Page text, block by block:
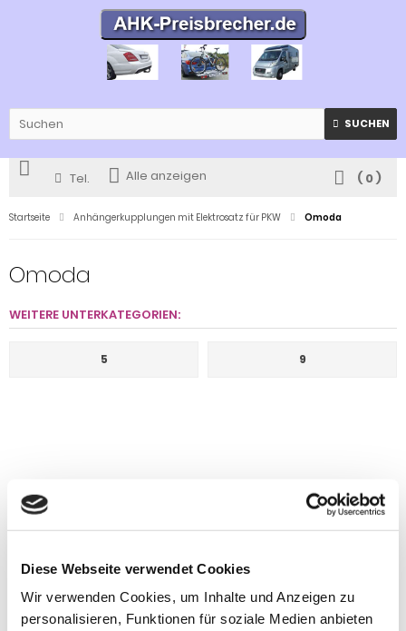
Diese Webseite verwendet Cookies
Wir verwenden Cookies, um Inhalte und Anzeigen zu
personalisieren, Funktionen für soziale Medien anbieten
SUCHEN
Tel. Alle anzeigen ( 0)
Startseite Anhängerkupplungen mit Elektrosatz für PKW Omoda
Omoda
WEITERE UNTERKATEGORIEN:
5 9